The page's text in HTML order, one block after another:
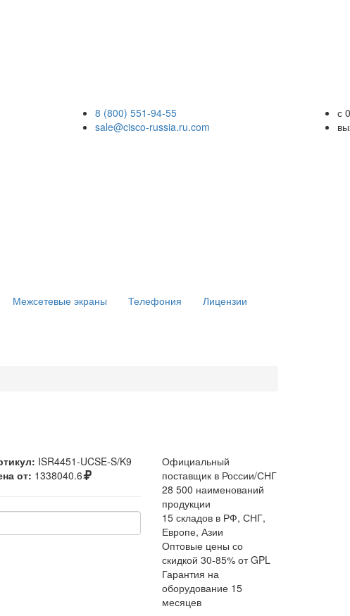
8 (800) 551-94-55
sale@cisco-russia.ru.com
с
Межсетевые экраны Телефония Лицензии
ISR4451-UCSE-S/K9
от: 1338040.6
Официальный
поставщик в России/СНГ
28 500 наименований
продукции
15 складов в РФ, СНГ,
Европе, Азии
Оптовые цены со
скидкой 30-85% от GPL
Гарантия на
оборудование 15
месяцев